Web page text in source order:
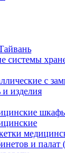
системы
с
изделия
и